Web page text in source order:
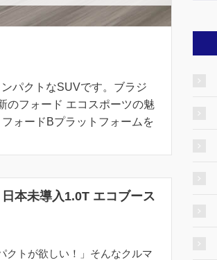
パクトなSUVです。ブラジ
のフォード エコスポーツの魅
ォードBプラットフォームを
本未導入1.0T エコブース
クトが欲しい！」そんなクルマ